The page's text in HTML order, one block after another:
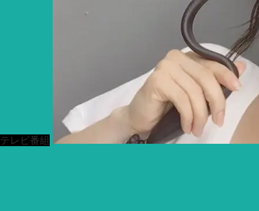
テレビ番組